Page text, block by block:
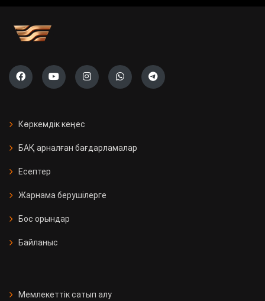
Көркемдік кеңес
БАҚ арналған бағдарламалар
Есептер
Жарнама берушілерге
Бос орындар
Байланыс
Мемлекеттік сатып алу